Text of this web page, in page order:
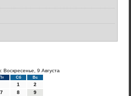
Воскресенье, 9 Августа
Пт Сб Вс
1
2
7 8
9